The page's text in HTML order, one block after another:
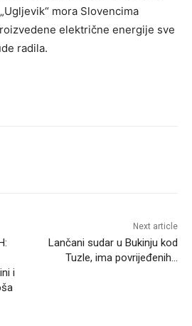
mora Slovencima
električne energije sve
radila.
i
Next article
Lančani sudar u Bukinju kod
Tuzle, ima povrijeđenih…